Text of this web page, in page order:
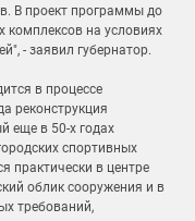
В проект программы до
комплексов на условиях
- заявил губернатор.
в процессе
реконструкция
еще в 50-х годах
спортивных
практически в центре
облик сооружения и в
требований,